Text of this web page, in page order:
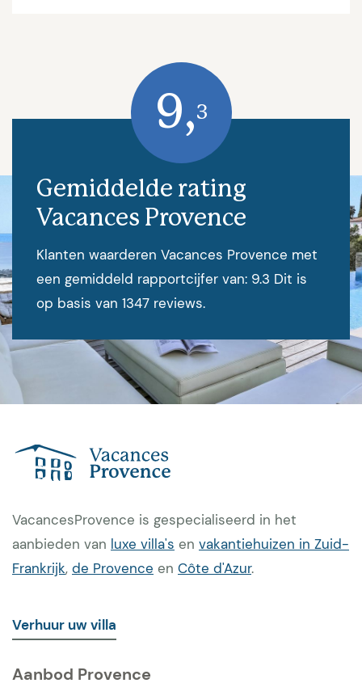
Gemiddelde rating
Vacances Provence
Klanten waarderen Vacances Provence met
een gemiddeld rapportcijfer van: 9.3 Dit is
op basis van 1347 reviews.
9,3
VacancesProvence is gespecialiseerd in het
aanbieden van luxe villa's en vakantiehuizen in Zuid-
Frankrijk, de Provence en Côte d'Azur.
Verhuur uw villa
Aanbod Provence